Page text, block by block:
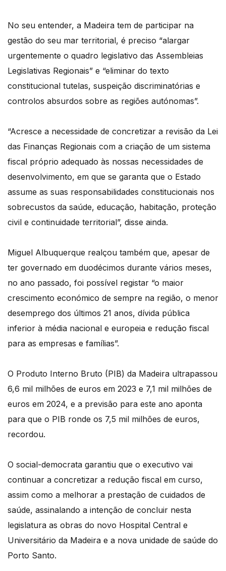
No seu entender, a Madeira tem de participar na
gestão do seu mar territorial, é preciso “alargar
urgentemente o quadro legislativo das Assembleias
Legislativas Regionais” e “eliminar do texto
constitucional tutelas, suspeição discriminatórias e
controlos absurdos sobre as regiões autónomas”.
“Acresce a necessidade de concretizar a revisão da Lei
das Finanças Regionais com a criação de um sistema
fiscal próprio adequado às nossas necessidades de
desenvolvimento, em que se garanta que o Estado
assume as suas responsabilidades constitucionais nos
sobrecustos da saúde, educação, habitação, proteção
civil e continuidade territorial”, disse ainda.
Miguel Albuquerque realçou também que, apesar de
ter governado em duodécimos durante vários meses,
no ano passado, foi possível registar “o maior
crescimento económico de sempre na região, o menor
desemprego dos últimos 21 anos, dívida pública
inferior à média nacional e europeia e redução fiscal
para as empresas e famílias”.
O Produto Interno Bruto (PIB) da Madeira ultrapassou
6,6 mil milhões de euros em 2023 e 7,1 mil milhões de
euros em 2024, e a previsão para este ano aponta
para que o PIB ronde os 7,5 mil milhões de euros,
recordou.
O social-democrata garantiu que o executivo vai
continuar a concretizar a redução fiscal em curso,
assim como a melhorar a prestação de cuidados de
saúde, assinalando a intenção de concluir nesta
legislatura as obras do novo Hospital Central e
Universitário da Madeira e a nova unidade de saúde do
Porto Santo.